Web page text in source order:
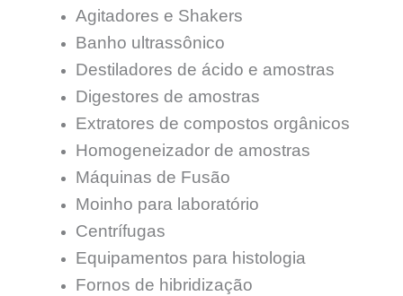
Agitadores e Shakers
Banho ultrassônico
Destiladores de ácido e amostras
Digestores de amostras
Extratores de compostos orgânicos
Homogeneizador de amostras
Máquinas de Fusão
Moinho para laboratório
Centrífugas
Equipamentos para histologia
Fornos de hibridização